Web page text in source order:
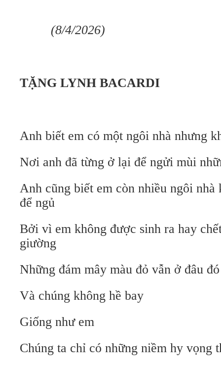
(8/4/2026)
TẶNG LYNH BACARDI
Anh biết em có một ngôi nhà nhưng
Nơi anh đã từng ở lại để ngửi mùi
Anh cũng biết em còn nhiều ngôi nhà
để ngủ
Bởi vì em không được sinh ra hay
giường
Những đám mây màu đỏ vẫn ở đâu
Và chúng không hề bay
Giống như em
Chúng ta chỉ có những niềm hy vọng